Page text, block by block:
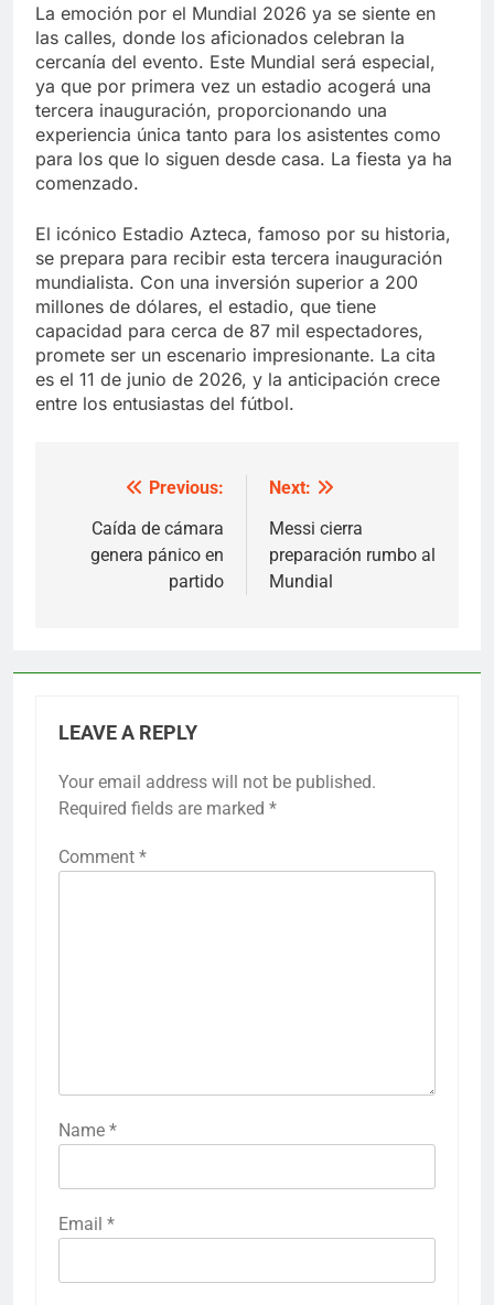
La emoción por el Mundial 2026 ya se siente en
las calles, donde los aficionados celebran la
cercanía del evento. Este Mundial será especial,
ya que por primera vez un estadio acogerá una
tercera inauguración, proporcionando una
experiencia única tanto para los asistentes como
para los que lo siguen desde casa. La fiesta ya ha
comenzado.
El icónico Estadio Azteca, famoso por su historia,
se prepara para recibir esta tercera inauguración
mundialista. Con una inversión superior a 200
millones de dólares, el estadio, que tiene
capacidad para cerca de 87 mil espectadores,
promete ser un escenario impresionante. La cita
es el 11 de junio de 2026, y la anticipación crece
entre los entusiastas del fútbol.
navigation
Previous:
Caída de cámara
genera pánico en
partido
Next:
Messi cierra
preparación rumbo al
Mundial
LEAVE A REPLY
Your email address will not be published.
Required fields are marked *
Comment *
Name *
Email *